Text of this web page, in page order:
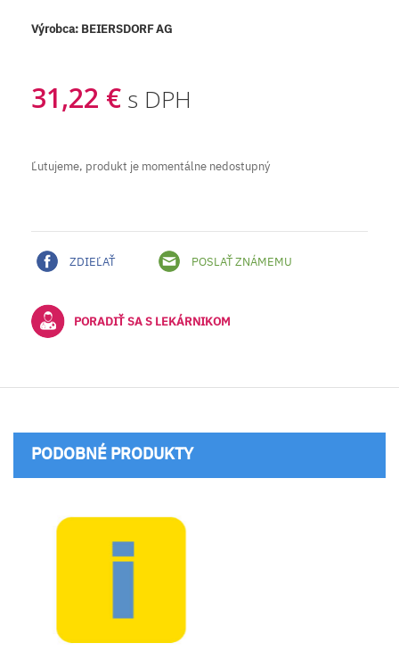
Výrobca: BEIERSDORF AG
31,22 € s DPH
Ľutujeme, produkt je momentálne nedostupný
ZDIEĽAŤ POSLAŤ ZNÁMEMU
PORADIŤ SA S LEKÁRNIKOM
PODOBNÉ PRODUKTY